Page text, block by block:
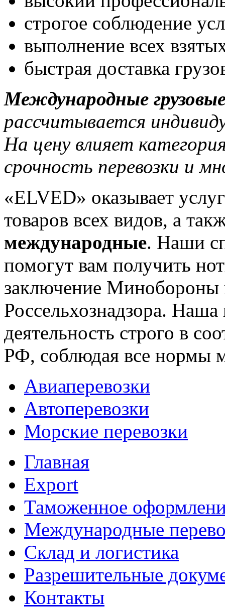
строгое соблюдение
выполнение всех
быстрая доставка
Международные
рассчитывается
На цену влияет
срочность перевозки и
«ELVED» оказывает
товаров всех видов, а
международные. Наши
помогут вам получить
заключение Минобороны
Россельхознадзора.
деятельность строго в
РФ, соблюдая все нормы
Авиаперевозки
Автоперевозки
Морские перевозки
Главная
Export
Таможенное
Международные
Склад и логистика
Разрешительные
Контакты